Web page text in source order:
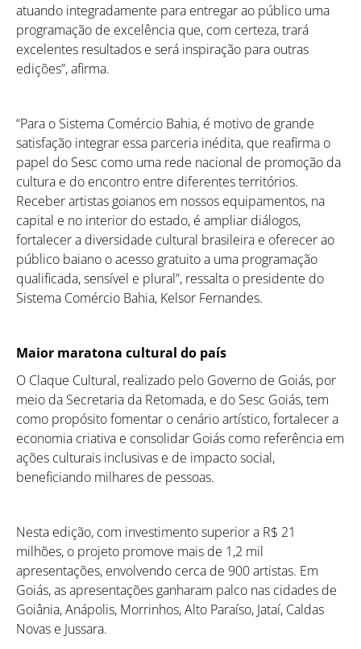
Como utilizar
atuando integradamente para entregar ao público uma
programação de excelência que, com certeza, trará
excelentes resultados e será inspiração para outras
edições”, afirma.
“Para o Sistema Comércio Bahia, é motivo de grande
satisfação integrar essa parceria inédita, que reafirma o
papel do Sesc como uma rede nacional de promoção da
cultura e do encontro entre diferentes territórios.
Receber artistas goianos em nossos equipamentos, na
capital e no interior do estado, é ampliar diálogos,
fortalecer a diversidade cultural brasileira e oferecer ao
público baiano o acesso gratuito a uma programação
qualificada, sensível e plural”, ressalta o presidente do
Sistema Comércio Bahia, Kelsor Fernandes.
Maior maratona cultural do país
O Claque Cultural, realizado pelo Governo de Goiás, por
meio da Secretaria da Retomada, e do Sesc Goiás, tem
como propósito fomentar o cenário artístico, fortalecer a
economia criativa e consolidar Goiás como referência em
ações culturais inclusivas e de impacto social,
beneficiando milhares de pessoas.
Nesta edição, com investimento superior a R$ 21
milhões, o projeto promove mais de 1,2 mil
apresentações, envolvendo cerca de 900 artistas. Em
Goiás, as apresentações ganharam palco nas cidades de
Goiânia, Anápolis, Morrinhos, Alto Paraíso, Jataí, Caldas
Novas e Jussara.